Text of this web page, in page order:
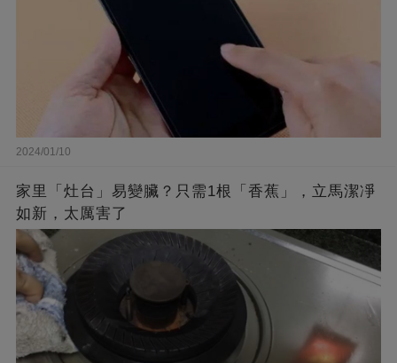
2024/01/10
家里「灶台」易變臟？只需1根「香蕉」，立馬潔凈
如新，太厲害了